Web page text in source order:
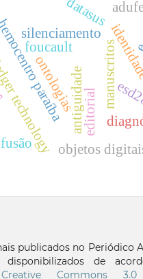
paraíba editorial
manuscritos
silenciamento
foucault
antiguidade
ontologias
datasus
objetos
publicados no Periódico
disponibilizados de
Commons 3.0